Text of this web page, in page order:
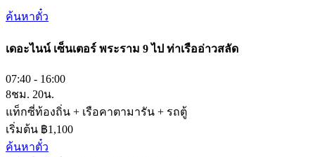
ค้นหาตั๋ว
เดอะไนน์ เซ็นเตอร์ พระราม 9​ไป ท่าเรืออ่าวสลัด
07:40 - 16:00
8ชม. 20น.
แท็กซี่ท้องถิ่น + เรือคาตามารัน + รถตู้
เริ่มต้น ฿1,100
ค้นหาตั๋ว